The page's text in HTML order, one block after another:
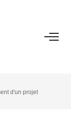
d'un projet